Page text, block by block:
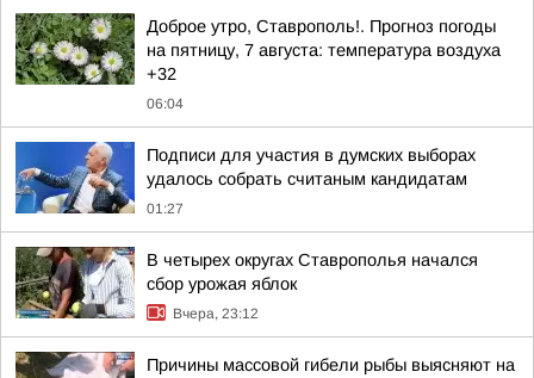
Доброе утро, Ставрополь!. Прогноз погоды
на пятницу, 7 августа: температура воздуха
+32
06:04
Подписи для участия в думских выборах
удалось собрать считаным кандидатам
01:27
В четырех округах Ставрополья начался
сбор урожая яблок
Вчера, 23:12
Причины массовой гибели рыбы выясняют на